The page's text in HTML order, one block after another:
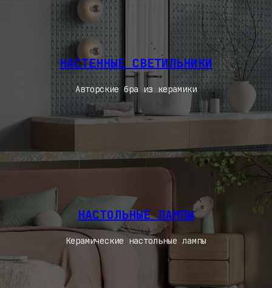
НАСТЕННЫЕ СВЕТИЛЬНИКИ
Авторские бра из керамики
НАСТОЛЬНЫЕ ЛАМПЫ
Керамические настольные лампы